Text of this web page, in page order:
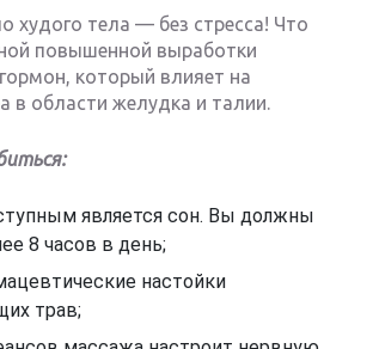
худого тела — без стресса! Что
повышенной выработки
который влияет на
в области желудка и талии.
является сон. Вы должны
8 часов в день;
настойки
трав;